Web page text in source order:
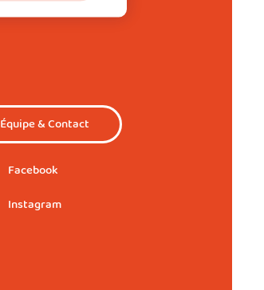
Équipe & Contact
Facebook
Instagram